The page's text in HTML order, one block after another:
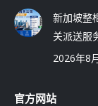
新加坡整
关派送服
2026年8
官方网站